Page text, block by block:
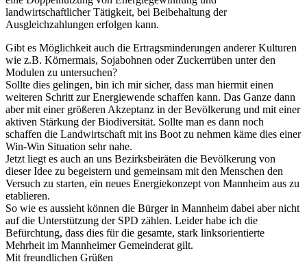
landwirtschaftlicher Tätigkeit, bei Beibehaltung der
Ausgleichzahlungen erfolgen kann.
Gibt es Möglichkeit auch die Ertragsminderungen anderer Kulturen
wie z.B. Körnermais, Sojabohnen oder Zuckerrüben unter den
Modulen zu untersuchen?
Sollte dies gelingen, bin ich mir sicher, dass man hiermit einen
weiteren Schritt zur Energiewende schaffen kann. Das Ganze dann
aber mit einer größeren Akzeptanz in der Bevölkerung und mit einer
aktiven Stärkung der Biodiversität. Sollte man es dann noch
schaffen die Landwirtschaft mit ins Boot zu nehmen käme dies einer
Win-Win Situation sehr nahe.
Jetzt liegt es auch an uns Bezirksbeiräten die Bevölkerung von
dieser Idee zu begeistern und gemeinsam mit den Menschen den
Versuch zu starten, ein neues Energiekonzept von Mannheim aus zu
etablieren.
So wie es aussieht können die Bürger in Mannheim dabei aber nicht
auf die Unterstützung der SPD zählen. Leider habe ich die
Befürchtung, dass dies für die gesamte, stark linksorientierte
Mehrheit im Mannheimer Gemeinderat gilt.
Mit freundlichen Grüßen